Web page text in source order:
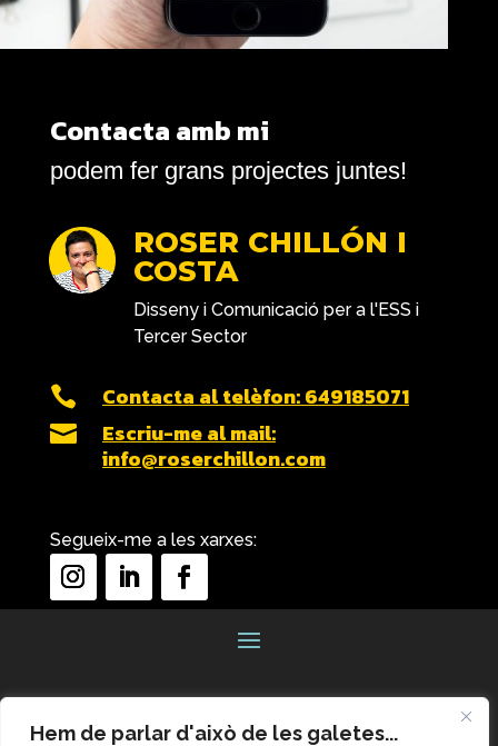
Hem de parlar d'això de les galetes...
Contacta amb mi
podem fer grans projectes juntes!
ROSER CHILLÓN I
COSTA
Disseny i Comunicació per a l'ESS i
Tercer Sector
 Contacta al telèfon: 649185071

Escriu-me al mail:
info@roserchillon.com
Segueix-me a les xarxes: